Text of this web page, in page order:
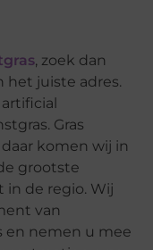
, zoek dan
het juiste adres.
Gras
komen wij in
grootste
in de regio. Wij
van
en nemen u mee